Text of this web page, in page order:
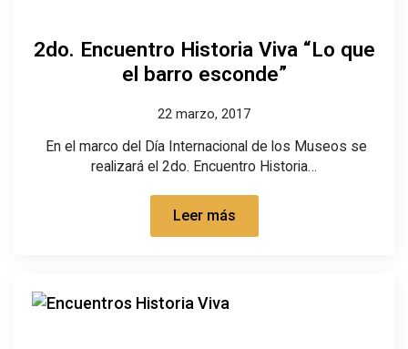
2do. Encuentro Historia Viva “Lo que
el barro esconde”
22 marzo, 2017
En el marco del Día Internacional de los Museos se
realizará el 2do. Encuentro Historia…
Leer más